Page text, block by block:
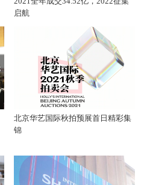
启航
北京华艺国际秋拍预展首日精彩集
锦